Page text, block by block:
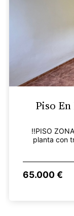
Piso
!!PISO ZONA LA
planta con
65.000 €